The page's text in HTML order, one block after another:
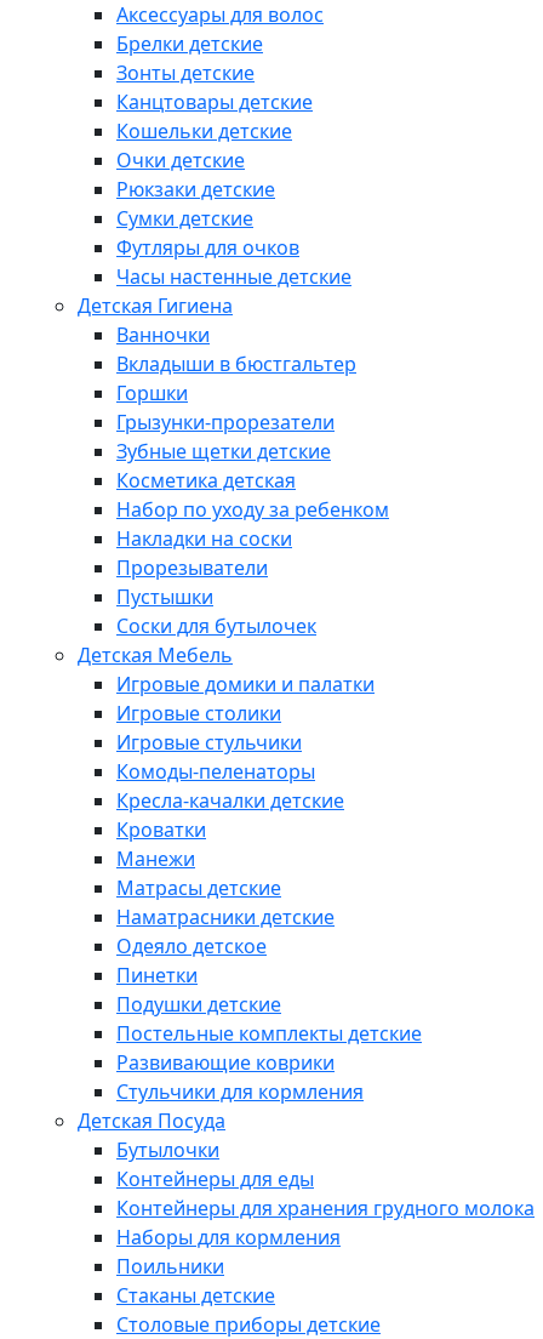
Аксессуары для волос
Брелки детские
Зонты детские
Канцтовары детские
Кошельки детские
Очки детские
Рюкзаки детские
Сумки детские
Футляры для очков
Часы настенные детские
Детская Гигиена
Ванночки
Вкладыши в бюстгальтер
Горшки
Грызунки-прорезатели
Зубные щетки детские
Косметика детская
Набор по уходу за ребенком
Накладки на соски
Прорезыватели
Пустышки
Соски для бутылочек
Детская Мебель
Игровые домики и палатки
Игровые столики
Игровые стульчики
Комоды-пеленаторы
Кресла-качалки детские
Кроватки
Манежи
Матрасы детские
Наматрасники детские
Одеяло детское
Пинетки
Подушки детские
Постельные комплекты детские
Развивающие коврики
Стульчики для кормления
Детская Посуда
Бутылочки
Контейнеры для еды
Контейнеры для хранения грудного молока
Наборы для кормления
Поильники
Стаканы детские
Столовые приборы детские